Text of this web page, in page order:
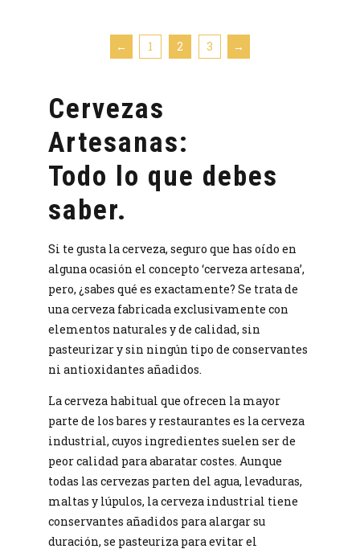
← 1 2 3 →
Cervezas
Artesanas:
Todo lo que debes
saber.
Si te gusta la cerveza, seguro que has oído en
alguna ocasión el concepto ‘cerveza artesana’,
pero, ¿sabes qué es exactamente? Se trata de
una cerveza fabricada exclusivamente con
elementos naturales y de calidad, sin
pasteurizar y sin ningún tipo de conservantes
ni antioxidantes añadidos.
La cerveza habitual que ofrecen la mayor
parte de los bares y restaurantes es la cerveza
industrial, cuyos ingredientes suelen ser de
peor calidad para abaratar costes. Aunque
todas las cervezas parten del agua, levaduras,
maltas y lúpulos, la cerveza industrial tiene
conservantes añadidos para alargar su
duración, se pasteuriza para evitar el